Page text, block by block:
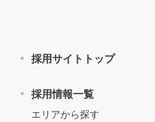
採用サイトトップ
採用情報一覧
エリアから探す